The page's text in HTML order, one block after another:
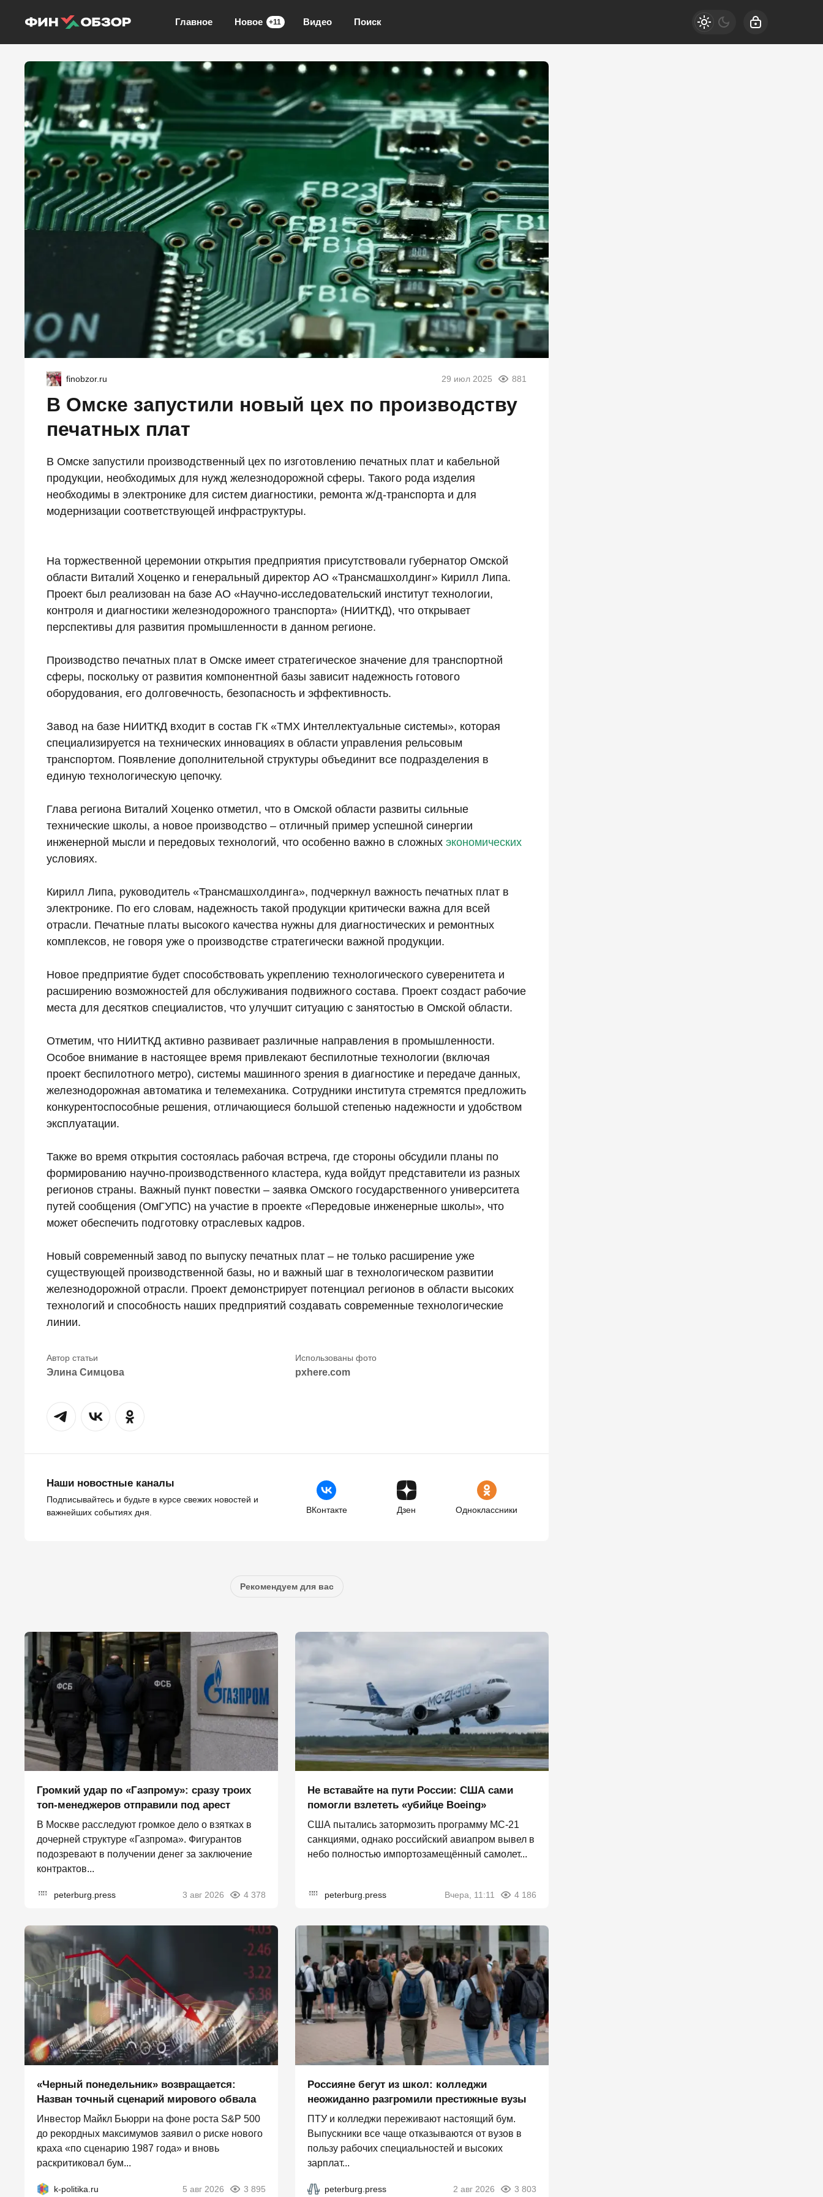
Главное Новое +11 Видео Поиск
finobzor.ru 29 июл 2025 881
В Омске запустили новый цех по производству
печатных плат
В Омске запустили производственный цех по изготовлению печатных плат и кабельной
продукции, необходимых для нужд железнодорожной сферы. Такого рода изделия
необходимы в электронике для систем диагностики, ремонта ж/д-транспорта и для
модернизации соответствующей инфраструктуры.
На торжественной церемонии открытия предприятия присутствовали губернатор Омской
области Виталий Хоценко и генеральный директор АО «Трансмашхолдинг» Кирилл Липа.
Проект был реализован на базе АО «Научно-исследовательский институт технологии,
контроля и диагностики железнодорожного транспорта» (НИИТКД), что открывает
перспективы для развития промышленности в данном регионе.
Производство печатных плат в Омске имеет стратегическое значение для транспортной
сферы, поскольку от развития компонентной базы зависит надежность готового
оборудования, его долговечность, безопасность и эффективность.
Завод на базе НИИТКД входит в состав ГК «ТМХ Интеллектуальные системы», которая
специализируется на технических инновациях в области управления рельсовым
транспортом. Появление дополнительной структуры объединит все подразделения в
единую технологическую цепочку.
Глава региона Виталий Хоценко отметил, что в Омской области развиты сильные
технические школы, а новое производство – отличный пример успешной синергии
инженерной мысли и передовых технологий, что особенно важно в сложных экономических
условиях.
Кирилл Липа, руководитель «Трансмашхолдинга», подчеркнул важность печатных плат в
электронике. По его словам, надежность такой продукции критически важна для всей
отрасли. Печатные платы высокого качества нужны для диагностических и ремонтных
комплексов, не говоря уже о производстве стратегически важной продукции.
Новое предприятие будет способствовать укреплению технологического суверенитета и
расширению возможностей для обслуживания подвижного состава. Проект создаст рабочие
места для десятков специалистов, что улучшит ситуацию с занятостью в Омской области.
Отметим, что НИИТКД активно развивает различные направления в промышленности.
Особое внимание в настоящее время привлекают беспилотные технологии (включая
проект беспилотного метро), системы машинного зрения в диагностике и передаче данных,
железнодорожная автоматика и телемеханика. Сотрудники института стремятся предложить
конкурентоспособные решения, отличающиеся большой степенью надежности и удобством
эксплуатации.
Также во время открытия состоялась рабочая встреча, где стороны обсудили планы по
формированию научно-производственного кластера, куда войдут представители из разных
регионов страны. Важный пункт повестки – заявка Омского государственного университета
путей сообщения (ОмГУПС) на участие в проекте «Передовые инженерные школы», что
может обеспечить подготовку отраслевых кадров.
Новый современный завод по выпуску печатных плат – не только расширение уже
существующей производственной базы, но и важный шаг в технологическом развитии
железнодорожной отрасли. Проект демонстрирует потенциал регионов в области высоких
технологий и способность наших предприятий создавать современные технологические
линии.
Элина Симцова pxhere.com
Наши новостные каналы
Подписывайтесь и будьте в курсе свежих новостей и
важнейших событиях дня.
ВКонтакте Дзен Одноклассники
Рекомендуем для вас
Громкий удар по «Газпрому»: сразу троих
топ-менеджеров отправили под арест
В Москве расследуют громкое дело о взятках в
дочерней структуре «Газпрома». Фигурантов
подозревают в получении денег за заключение
контрактов...
peterburg.press 3 авг 2026 4 378
Не вставайте на пути России: США сами
помогли взлететь «убийце Boeing»
США пытались затормозить программу МС-21
санкциями, однако российский авиапром вывел в
небо полностью импортозамещённый самолет...
peterburg.press Вчера, 11:11 4 186
«Черный понедельник» возвращается:
Назван точный сценарий мирового обвала
Инвестор Майкл Бьюрри на фоне роста S&P 500
до рекордных максимумов заявил о риске нового
краха «по сценарию 1987 года» и вновь
раскритиковал бум...
k-politika.ru 5 авг 2026 3 895
Россияне бегут из школ: колледжи
неожиданно разгромили престижные вузы
ПТУ и колледжи переживают настоящий бум.
Выпускники все чаще отказываются от вузов в
пользу рабочих специальностей и высоких
зарплат...
peterburg.press 2 авг 2026 3 803